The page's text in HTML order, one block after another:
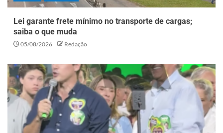
Lei garante frete mínimo no transporte de cargas;
saiba o que muda
05/08/2026 Redação